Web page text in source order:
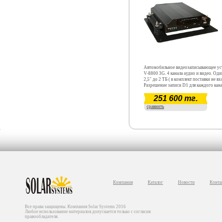
Автомобильное видеозаписывающее
V-8800 3G. 4 канала аудио и видео.
2,5" до 2 ТБ ( в комплект поставки не
Разрешение записи D1 для каждого
251 600 тг.
сравнить
Компания Каталог Новости
Все права защищены. Компания Solar Systems 2016
Любое использование материалов допускается только с согласия
правообладателя.